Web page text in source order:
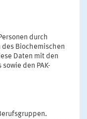
durch
Biochemischen
Daten mit den
den PAK-